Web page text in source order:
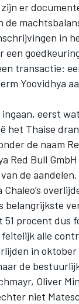
er
de
in
een
transactie:
Yoovidhya
eerst
het Thaise
de naam
Red Bull
de
belangrijkste
51 procent
alle
in
de
Oliver
niet